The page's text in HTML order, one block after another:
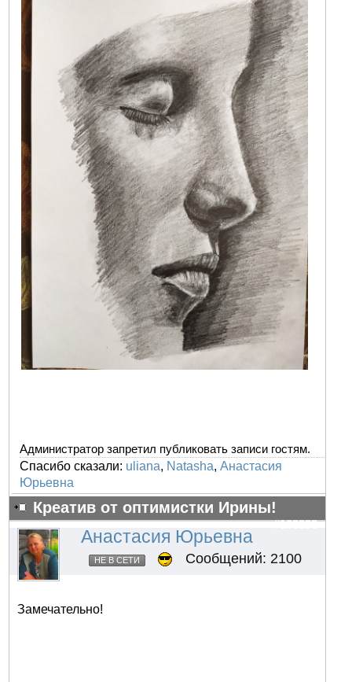
Администратор запретил публиковать записи гостям.
Спасибо сказали: uliana, Natasha,Анастасия
Юрьевна
Креатив от оптимистки Ирины!
#103238
Анастасия Юрьевна
НЕ В СЕТИ Сообщений: 2100
Замечательно!